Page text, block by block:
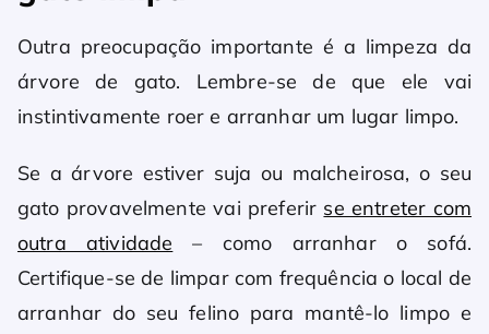
Outra preocupação importante é a limpeza da
árvore de gato. Lembre-se de que ele vai
instintivamente roer e arranhar um lugar limpo.
Se a árvore estiver suja ou malcheirosa, o seu
gato provavelmente vai preferir se entreter com
outra atividade – como arranhar o sofá.
Certifique-se de limpar com frequência o local de
arranhar do seu felino para mantê-lo limpo e